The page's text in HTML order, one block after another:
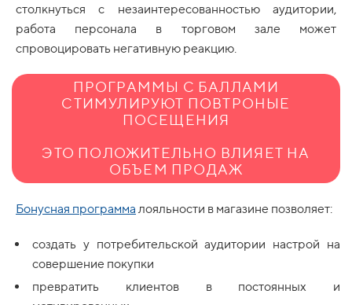
столкнуться с незаинтересованностью аудитории,
работа персонала в торговом зале может
спровоцировать негативную реакцию.
ПРОГРАММЫ С БАЛЛАМИ
СТИМУЛИРУЮТ ПОВТРОНЫЕ
ПОСЕЩЕНИЯ
ЭТО ПОЛОЖИТЕЛЬНО ВЛИЯЕТ НА
ОБЪЕМ ПРОДАЖ
Бонусная программа лояльности в магазине позволяет:
создать у потребительской аудитории настрой на
совершение покупки
превратить клиентов в постоянных и